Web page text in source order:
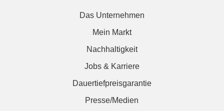
Das Unternehmen
Mein Markt
Nachhaltigkeit
Jobs & Karriere
Dauertiefpreisgarantie
Presse/Medien